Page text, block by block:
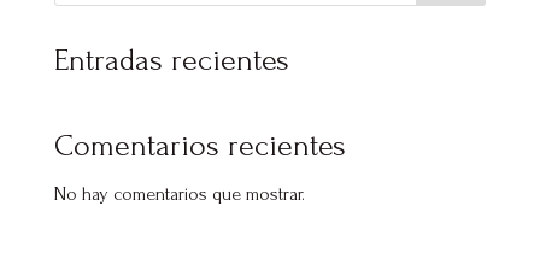
Entradas recientes
Comentarios recientes
No hay comentarios que mostrar.